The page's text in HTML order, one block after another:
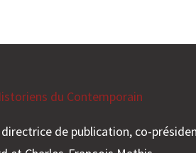
du Contemporain
de publication, co-